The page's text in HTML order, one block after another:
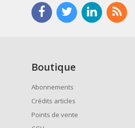
Boutique
Abonnements
Crédits articles
Points de vente